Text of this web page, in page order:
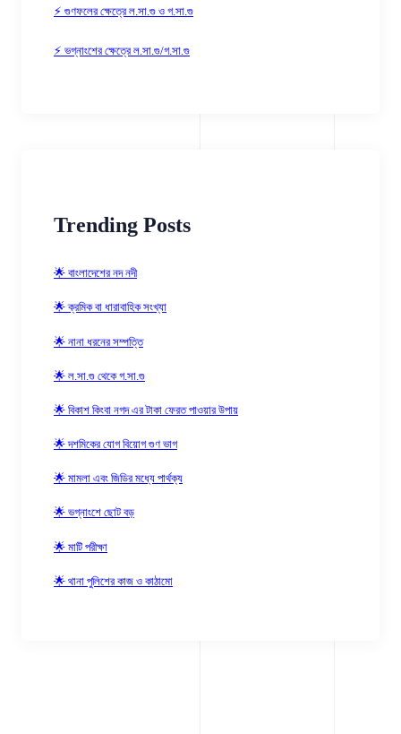
⚡ গুণফলের ক্ষেত্রে ল.সা.গু ও গ.সা.গু
⚡ ভগ্নাংশের ক্ষেত্রে ল.সা.গু/গ.সা.গু
Trending Posts
🌟 বাংলাদেশের নদ নদী
🌟 ক্রমিক বা ধারাবাহিক সংখ্যা
🌟 নানা ধরনের সম্পত্তি
🌟 ল.সা.গু থেকে গ.সা.গু
🌟 বিকাশ কিংবা নগদ এর টাকা ফেরত পাওয়ার উপায়
🌟 দশমিকের যোগ বিয়োগ গুণ ভাগ
🌟 মামলা এবং জিডির মধ্যে পার্থক্য
🌟 ভগ্নাংশে ছোট বড়
🌟 মাটি পরীক্ষা
🌟 থানা পুলিশের কাজ ও কাঠামো